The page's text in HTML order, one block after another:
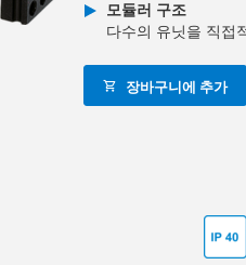
모듈러 구조
다수의 유닛을 직접
장바구니에 추가